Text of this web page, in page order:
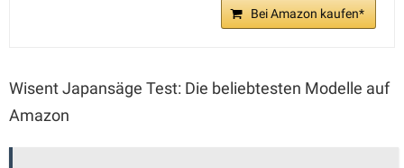
Bei Amazon kaufen*
Wisent Japansäge Test: Die beliebtesten Modelle auf
Amazon